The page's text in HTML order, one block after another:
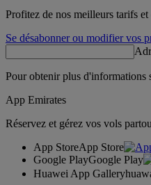
Profitez de nos meilleurs tarifs et
Se désabonner ou modifier vos
Pour obtenir plus d'informations
App Emirates
Réservez et gérez vos vols
App StoreApp Store
Google PlayGoogle Play
Huawei App Gallery